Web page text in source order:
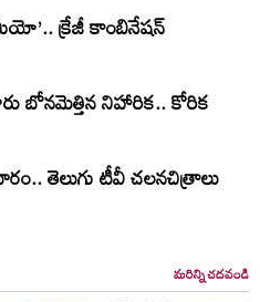
క్రేజీ కాంబినేషన్
బోనమెత్తిన నిహారిక.. కోరిక
తెలుగు టీవీ చ‌ల‌న‌చిత్రాలు
మరిన్ని చదవండి